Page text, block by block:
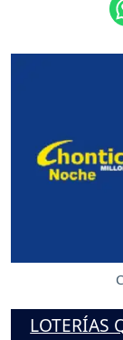
LOTERÍAS